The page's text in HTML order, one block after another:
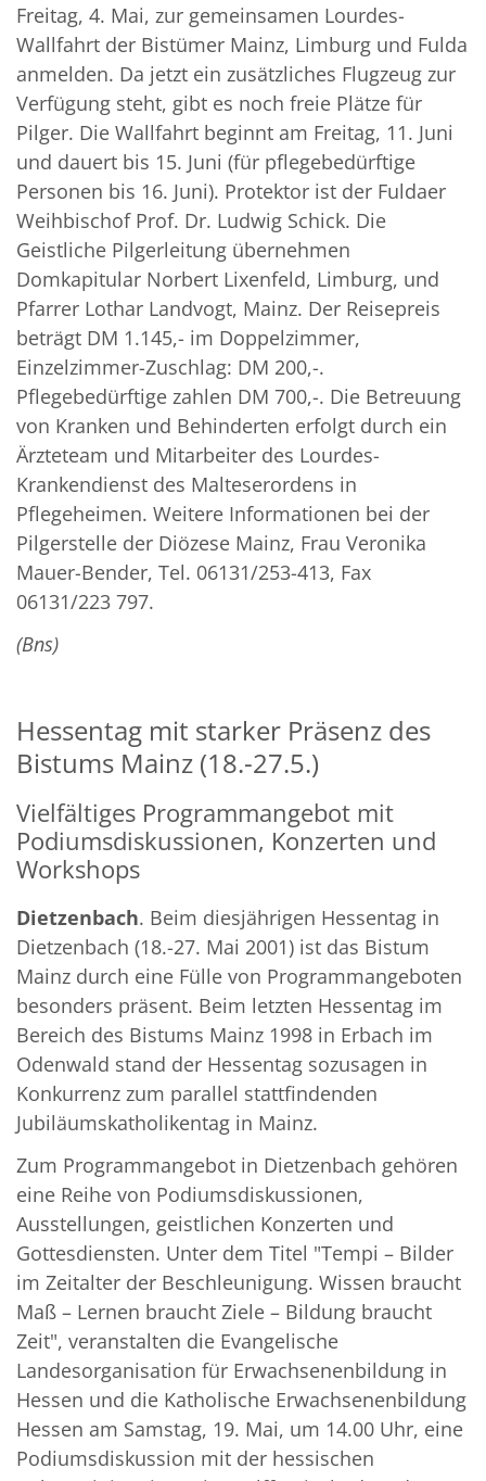
Freitag, 4. Mai, zur gemeinsamen Lourdes-
Wallfahrt der Bistümer Mainz, Limburg und Fulda
anmelden. Da jetzt ein zusätzliches Flugzeug zur
Verfügung steht, gibt es noch freie Plätze für
Pilger. Die Wallfahrt beginnt am Freitag, 11. Juni
und dauert bis 15. Juni (für pflegebedürftige
Personen bis 16. Juni). Protektor ist der Fuldaer
Weihbischof Prof. Dr. Ludwig Schick. Die
Geistliche Pilgerleitung übernehmen
Domkapitular Norbert Lixenfeld, Limburg, und
Pfarrer Lothar Landvogt, Mainz. Der Reisepreis
beträgt DM 1.145,- im Doppelzimmer,
Einzelzimmer-Zuschlag: DM 200,-.
Pflegebedürftige zahlen DM 700,-. Die Betreuung
von Kranken und Behinderten erfolgt durch ein
Ärzteteam und Mitarbeiter des Lourdes-
Krankendienst des Malteserordens in
Pflegeheimen. Weitere Informationen bei der
Pilgerstelle der Diözese Mainz, Frau Veronika
Mauer-Bender, Tel. 06131/253-413, Fax
06131/223 797.
(Bns)
Hessentag mit starker Präsenz des
Bistums Mainz (18.-27.5.)
Vielfältiges Programmangebot mit
Podiumsdiskussionen, Konzerten und
Workshops
Dietzenbach. Beim diesjährigen Hessentag in
Dietzenbach (18.-27. Mai 2001) ist das Bistum
Mainz durch eine Fülle von Programmangeboten
besonders präsent. Beim letzten Hessentag im
Bereich des Bistums Mainz 1998 in Erbach im
Odenwald stand der Hessentag sozusagen in
Konkurrenz zum parallel stattfindenden
Jubiläumskatholikentag in Mainz.
Zum Programmangebot in Dietzenbach gehören
eine Reihe von Podiumsdiskussionen,
Ausstellungen, geistlichen Konzerten und
Gottesdiensten. Unter dem Titel "Tempi – Bilder
im Zeitalter der Beschleunigung. Wissen braucht
Maß – Lernen braucht Ziele – Bildung braucht
Zeit", veranstalten die Evangelische
Landesorganisation für Erwachsenenbildung in
Hessen und die Katholische Erwachsenenbildung
Hessen am Samstag, 19. Mai, um 14.00 Uhr, eine
Podiumsdiskussion mit der hessischen